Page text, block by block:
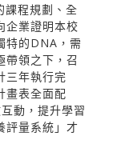
課程規劃、全
企業證明本校
特的DNA，需
帶領之下，召
三年執行完
畫表全面配
動，提升學習
評量系統」才